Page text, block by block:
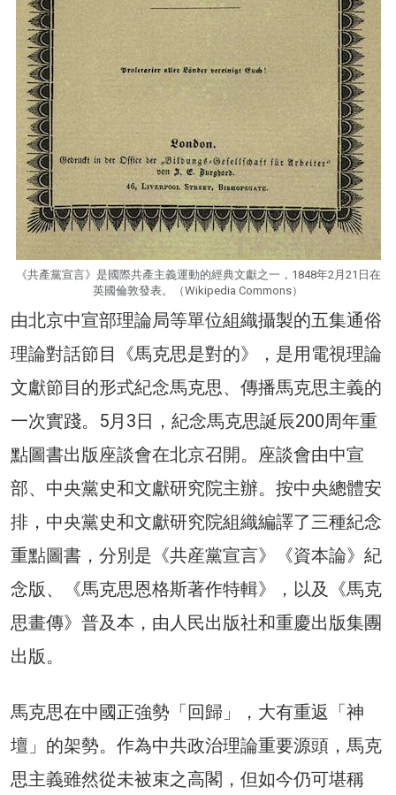
《共產黨宣言》是國際共產主義運動的經典文獻之一，1848年2月21日在
英國倫敦發表。（Wikipedia Commons）
由北京中宣部理論局等單位組織攝製的五集通俗
理論對話節目《馬克思是對的》，是用電視理論
文獻節目的形式紀念馬克思、傳播馬克思主義的
一次實踐。5月3日，紀念馬克思誕辰200周年重
點圖書出版座談會在北京召開。座談會由中宣
部、中央黨史和文獻研究院主辦。按中央總體安
排，中央黨史和文獻研究院組織編譯了三種紀念
重點圖書，分別是《共産黨宣言》《資本論》紀
念版、《馬克思恩格斯著作特輯》，以及《馬克
思畫傳》普及本，由人民出版社和重慶出版集團
出版。
馬克思在中國正強勢「回歸」，大有重返「神
壇」的架勢。作為中共政治理論重要源頭，馬克
思主義雖然從未被束之高閣，但如今仍可堪稱